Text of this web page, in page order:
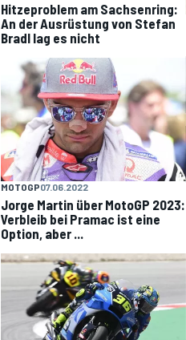
Hitzeproblem am Sachsenring:
An der Ausrüstung von Stefan
Bradl lag es nicht
MOTOGP07.06.2022
Jorge Martin über MotoGP 2023:
Verbleib bei Pramac ist eine
Option, aber ...